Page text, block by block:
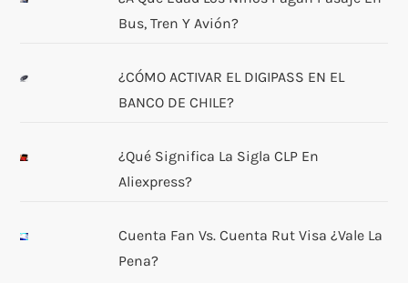
Bus, Tren Y Avión?
¿CÓMO ACTIVAR EL DIGIPASS EN EL
BANCO DE CHILE?
¿Qué Significa La Sigla CLP En
Aliexpress?
Cuenta Fan Vs. Cuenta Rut Visa ¿Vale La
Pena?